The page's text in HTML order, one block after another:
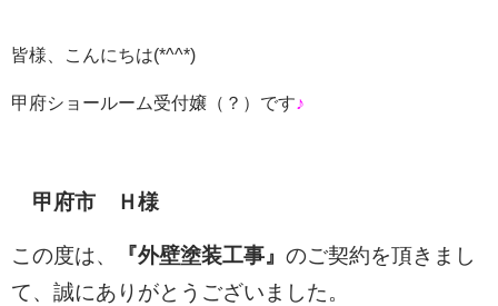
皆様、こんにちは(*^^*)
甲府ショールーム受付嬢（？）です♪
甲府市 Ｈ様
この度は、 『外壁塗装工事』 のご契約を頂きまし
て、 誠にありがとうございました。